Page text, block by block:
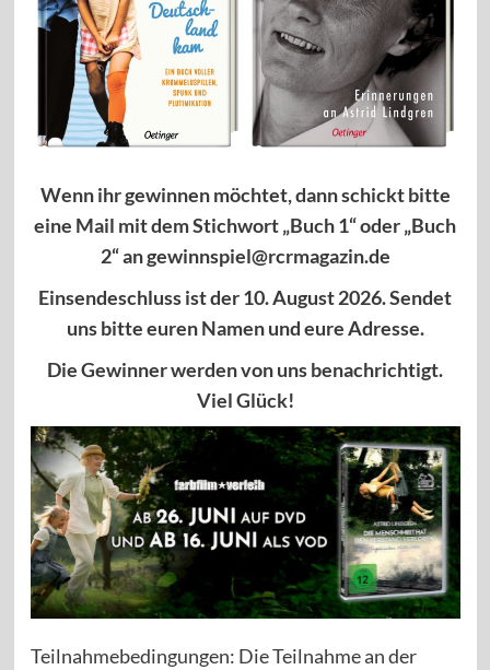
Wenn ihr gewinnen möchtet, dann schickt bitte
eine Mail mit dem Stichwort „Buch 1“ oder „Buch
2“ an gewinnspiel@rcrmagazin.de
Einsendeschluss ist der 10. August 2026. Sendet
uns bitte euren Namen und eure Adresse.
Die Gewinner werden von uns benachrichtigt.
Viel Glück!
Teilnahmebedingungen: Die Teilnahme an der